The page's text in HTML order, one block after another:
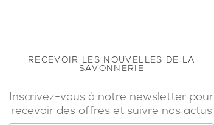
RECEVOIR LES NOUVELLES DE LA
SAVONNERIE
Inscrivez-vous à notre newsletter pour
recevoir des offres et suivre nos actus